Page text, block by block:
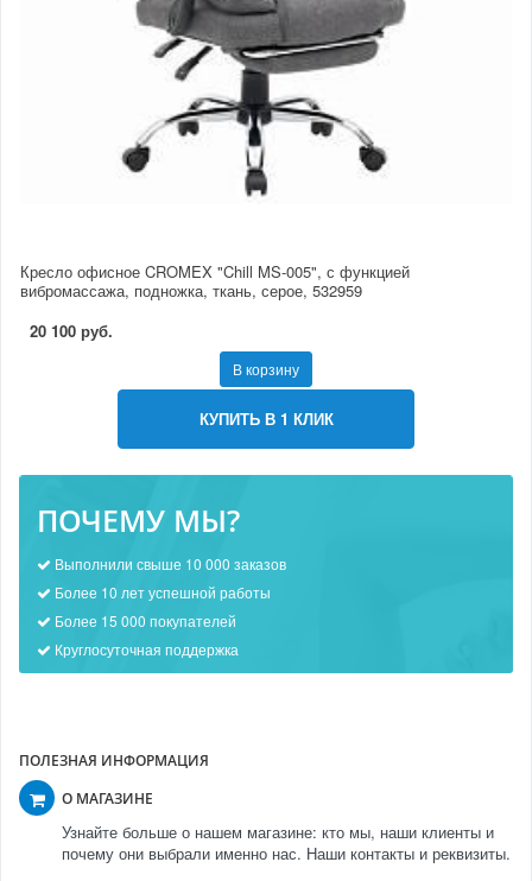
Кресло офисное CROMEX "Chill MS-005", с функцией
вибромассажа, подножка, ткань, серое, 532959
20 100 руб.
В корзину
КУПИТЬ В 1 КЛИК
ПОЧЕМУ МЫ?
Выполнили свыше 10 000 заказов
Более 10 лет успешной работы
Более 15 000 покупателей
Круглосуточная поддержка
ПОЛЕЗНАЯ ИНФОРМАЦИЯ
О МАГАЗИНЕ
Узнайте больше о нашем магазине: кто мы, наши клиенты и
почему они выбрали именно нас. Наши контакты и реквизиты.